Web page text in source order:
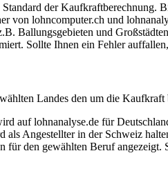
der
von lohncomputer.ch und
Ballungsgebieten und
Sollte Ihnen ein Fehler
Landes den um die
auf lohnanalyse.de für
Angestellter in der Schweiz
für den gewählten Beruf